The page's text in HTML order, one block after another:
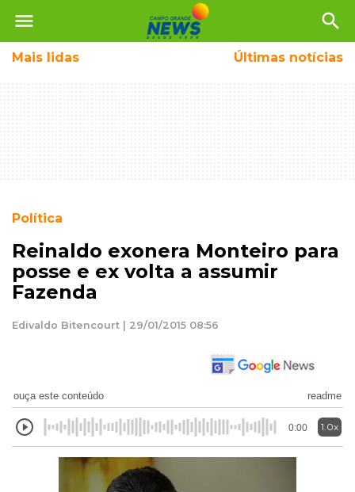
menu search
Mais lidas Últimas notícias
Política
Reinaldo exonera Monteiro para
posse e ex volta a assumir
Fazenda
Edivaldo Bitencourt | 29/01/2015 08:56
ouça este conteúdo readme
0:00 1.0x